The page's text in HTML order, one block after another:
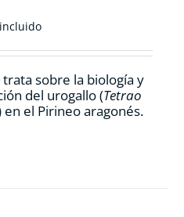
sobre la biología y
del urogallo (Tetrao
en el Pirineo aragonés.